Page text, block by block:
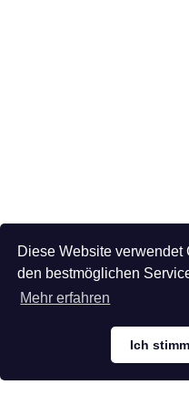
Diese Website verwendet
den bestmöglichen
Mehr erfahren
Ich